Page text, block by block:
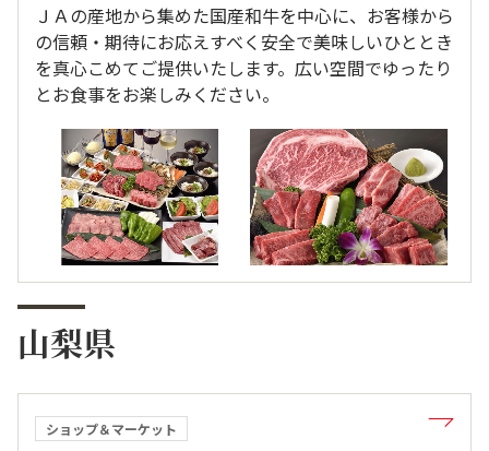
ＪＡの産地から集めた国産和牛を中心に、お客様から
の信頼・期待にお応えすべく安全で美味しいひととき
を真心こめてご提供いたします。広い空間でゆったり
とお食事をお楽しみください。
山梨県
ショップ＆マーケット